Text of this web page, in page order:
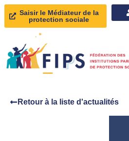
Saisir le Médiateur de la
protection sociale
Retour à la liste d'actualités